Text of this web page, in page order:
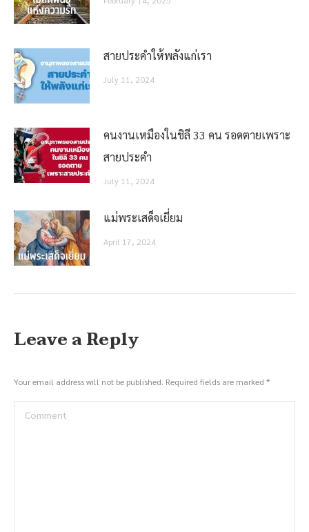
สายประคำให้พลังแก่เรา
July 11, 2024
คนงานเหมืองในชิลี 33 คน รอดตายเพราะ
สายประคำ
July 11, 2024
แม่พระเสด็จเยี่ยม
April 17, 2024
Leave a Reply
Your email address will not be published. Required fields are marked *
Comment